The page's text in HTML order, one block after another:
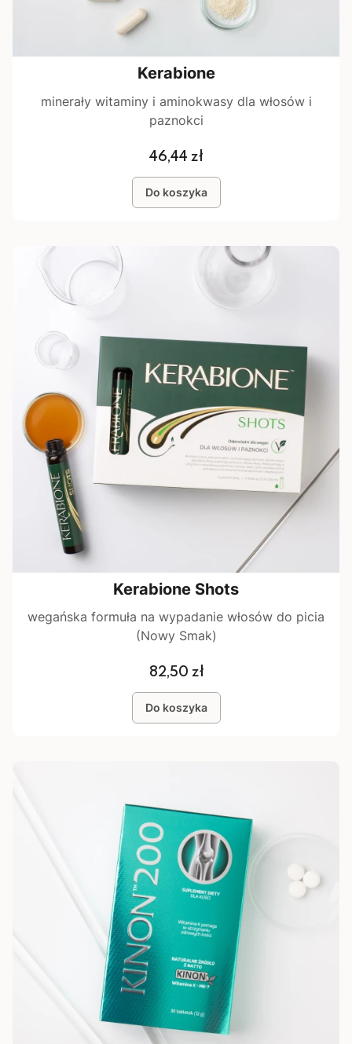
Kerabione
minerały witaminy i aminokwasy dla włosów i
paznokci
Cena
46,44 zł
Do koszyka
Kerabione Shots
wegańska formuła na wypadanie włosów do picia
(Nowy Smak)
Cena
82,50 zł
Do koszyka